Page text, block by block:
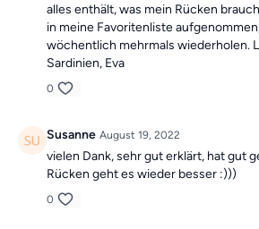
alles enthält, was mein Rücken
in meine Favoritenliste
wöchentlich mehrmals wiederholen.
Sardinien, Eva
0
Susanne August 19, 2022
vielen Dank, sehr gut erklärt, hat gut
Rücken geht es wieder besser :)))
0